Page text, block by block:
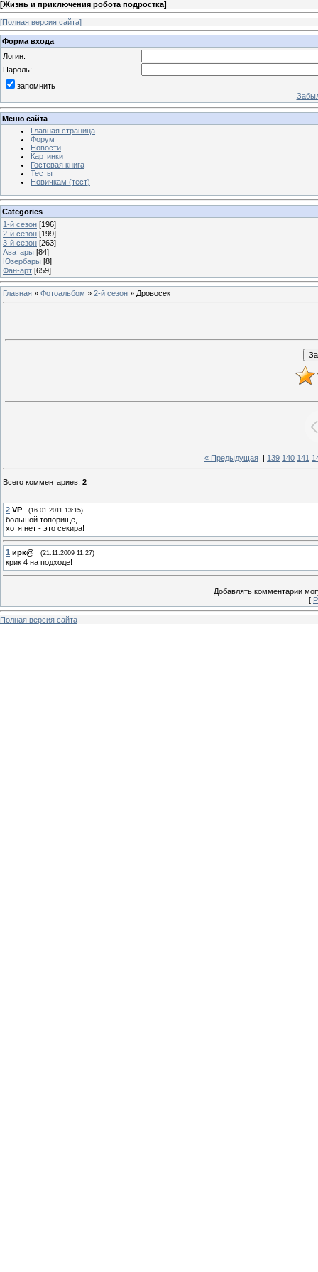
[Жизнь и приключения робота подростка]
[Полная версия сайта]
Форма входа
Логин:
Пароль:
запомнить
Меню сайта
Главная страница
Форум
Новости
Картинки
Гостевая книга
Тесты
Новичкам (тест)
Categories
1-й сезон [196]
2-й сезон [199]
3-й сезон [263]
Аватары [84]
Юзербары [8]
Фан-арт [659]
Главная » Фотоальбом » 2-й сезон » Дровосек
« Предыдущая | 139 140 141
Всего комментариев: 2
2 VP (16.01.2011 13:15)
большой топорище,
хотя нет - это секира!
1 ирк@ (21.11.2009 11:27)
крик 4 на подходе!
Добавлять комментарии
[
Полная версия сайта